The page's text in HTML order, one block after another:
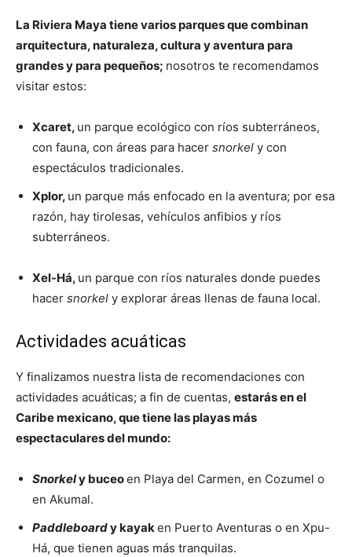
La Riviera Maya tiene varios parques que combinan
arquitectura, naturaleza, cultura y aventura para
grandes y para pequeños; nosotros te recomendamos
visitar estos:
Xcaret, un parque ecológico con ríos subterráneos,
con fauna, con áreas para hacer snorkel y con
espectáculos tradicionales.
Xplor, un parque más enfocado en la aventura; por esa
razón, hay tirolesas, vehículos anfibios y ríos
subterráneos.
Xel-Há, un parque con ríos naturales donde puedes
hacer snorkel y explorar áreas llenas de fauna local.
Actividades acuáticas
Y finalizamos nuestra lista de recomendaciones con
actividades acuáticas; a fin de cuentas, estarás en el
Caribe mexicano, que tiene las playas más
espectaculares del mundo:
Snorkely buceoen Playa del Carmen, en Cozumel o
en Akumal.
Paddleboardy kayak en Puerto Aventuras o en Xpu-
Há, que tienen aguas más tranquilas.